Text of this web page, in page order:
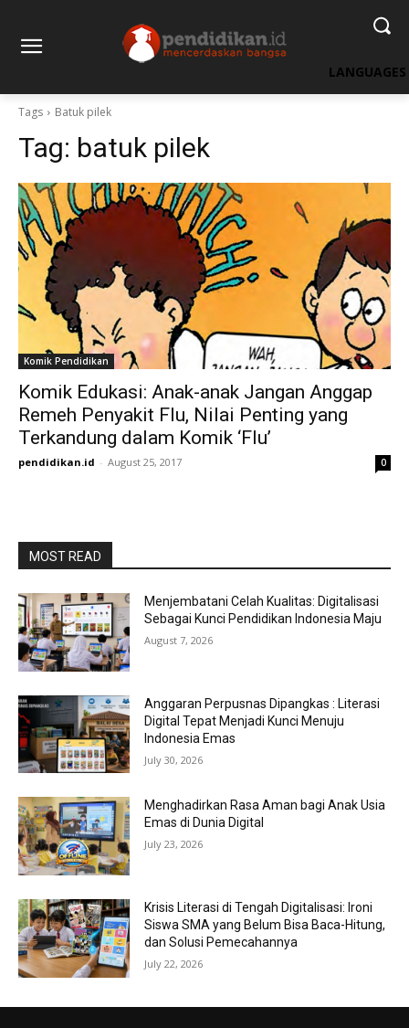
LANGUAGES
Tags Batuk pilek
Tag: batuk pilek
Komik Pendidikan
Komik Edukasi: Anak-anak Jangan Anggap
Remeh Penyakit Flu, Nilai Penting yang
Terkandung dalam Komik ‘Flu’
pendidikan.id - August 25, 2017 0
MOST READ
Menjembatani Celah Kualitas: Digitalisasi
Sebagai Kunci Pendidikan Indonesia Maju
August 7, 2026
Anggaran Perpusnas Dipangkas : Literasi
Digital Tepat Menjadi Kunci Menuju
Indonesia Emas
July 30, 2026
Menghadirkan Rasa Aman bagi Anak Usia
Emas di Dunia Digital
July 23, 2026
Krisis Literasi di Tengah Digitalisasi: Ironi
Siswa SMA yang Belum Bisa Baca-Hitung,
dan Solusi Pemecahannya
July 22, 2026